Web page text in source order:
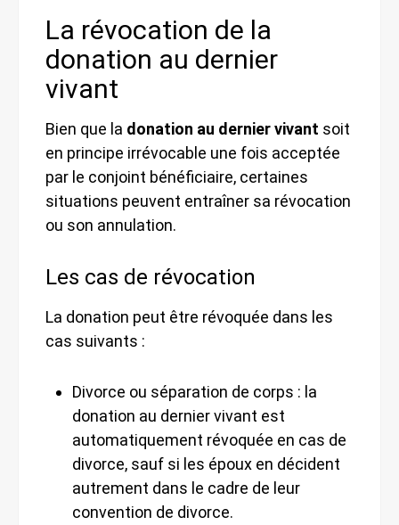
La révocation de la
donation au dernier
vivant
Bien que la donation au dernier vivant soit
en principe irrévocable une fois acceptée
par le conjoint bénéficiaire, certaines
situations peuvent entraîner sa révocation
ou son annulation.
Les cas de révocation
La donation peut être révoquée dans les
cas suivants :
Divorce ou séparation de corps : la
donation au dernier vivant est
automatiquement révoquée en cas de
divorce, sauf si les époux en décident
autrement dans le cadre de leur
convention de divorce.